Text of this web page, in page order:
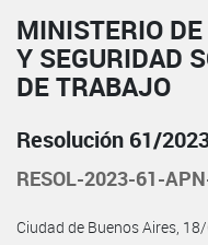
MINISTERIO
Y SEGURIDAD
DE TRABAJO
Resolución 61/
RESOL-2023-61-
Ciudad de Buenos Aires,